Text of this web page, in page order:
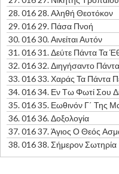
28.016 28. Αληθή Θεοτόκον
29.016 29. Πάσα Πνοή
30.016 30. Αινείται Αυτόν
31.016 31. Δεύτε Πάντα Τα
32.016 32. Διηγήσαντο
33.016 33. Χαράς Τα Πάντα
34.016 34. Εν Τω Φωτί Σου
35.016 35. Εωθινόν Γ΄ Της
36.016 36. Δοξολογία
37.016 37. Άγιος Ο Θεός
38.016 38. Σήμερον Σωτηρία